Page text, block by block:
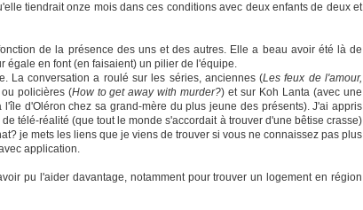
tiendrait onze mois dans ces conditions avec deux enfants de deux et
de la présence des uns et des autres. Elle a beau avoir été là de
égale en font (en faisaient) un pilier de l'équipe.
La conversation a roulé sur les séries, anciennes (Les feux de l'amour,
policières (How to get away with murder?) et sur Koh Lanta (avec une
d'Oléron chez sa grand-mère du plus jeune des présents). J'ai appris
télé-réalité (que tout le monde s'accordait à trouver d'une bêtise crasse)
je mets les liens que je viens de trouver si vous ne connaissez pas plus
application.
pu l'aider davantage, notamment pour trouver un logement en région